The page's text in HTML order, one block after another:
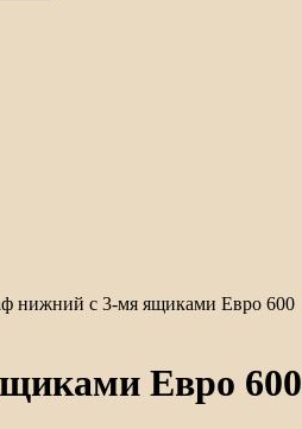
нижний с 3-мя ящиками Евро 600
Евро 600